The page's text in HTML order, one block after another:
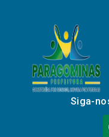
Siga-